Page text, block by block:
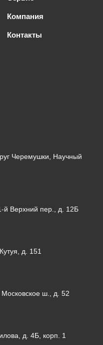
Компания
Контакты
Черемушки, Научный
й Верхний пер., д. 12Б
д. 151
ш., д. 52
д. 4Б, корп. 1